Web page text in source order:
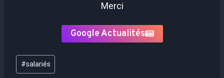
Merci
Google Actualités
Étiquettes
de
#salariés